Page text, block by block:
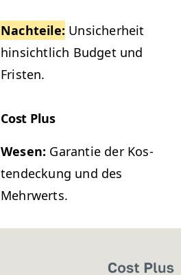
Nachteile: Unsicher­heit
hin­sichtlich Bud­get und
Fristen.
Cost Plus
Wesen: Garantie der Kos­
ten­deck­ung und des
Mehrwerts.